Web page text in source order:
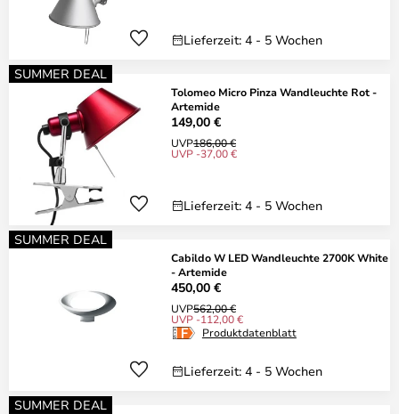
Lieferzeit: 4 - 5 Wochen
SUMMER DEAL
Tolomeo Micro Pinza Wandleuchte Rot -
Artemide
149,00 €
UVP186,00 €
UVP -37,00 €
Lieferzeit: 4 - 5 Wochen
SUMMER DEAL
Cabildo W LED Wandleuchte 2700K White
- Artemide
450,00 €
UVP562,00 €
UVP -112,00 €
Produktdatenblatt
Lieferzeit: 4 - 5 Wochen
SUMMER DEAL